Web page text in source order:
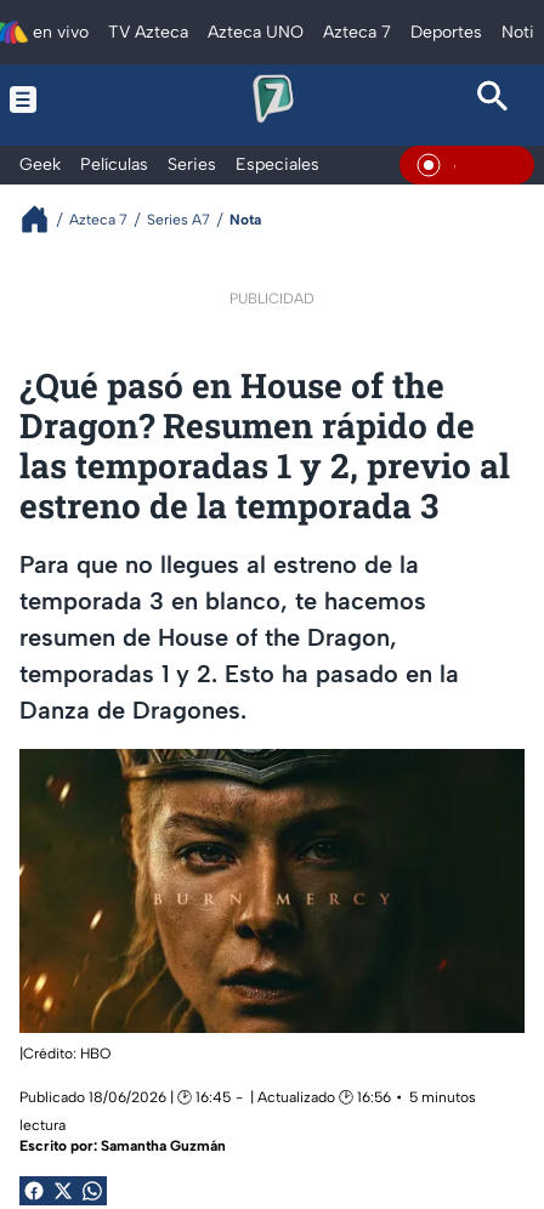
en vivo TV Azteca Azteca UNO Azteca 7 Deportes
Geek Películas Series Especiales
Azteca 7 Series A7 Nota
PUBLICIDAD
¿Qué pasó en House of the
Dragon? Resumen rápido de
las temporadas 1 y 2, previo al
estreno de la temporada 3
Para que no llegues al estreno de la
temporada 3 en blanco, te hacemos
resumen de House of the Dragon,
temporadas 1 y 2. Esto ha pasado en la
Danza de Dragones.
|Crédito: HBO
Publicado 18/06/2026 | 🕑 16:45 | Actualizado 🕑 16:56
5 minutos
lectura
Escrito por: Samantha Guzmán